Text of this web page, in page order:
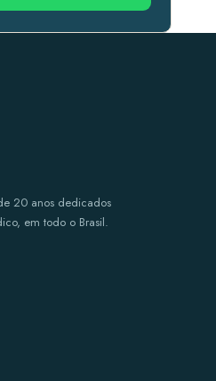
20 anos dedicados
em todo o Brasil.